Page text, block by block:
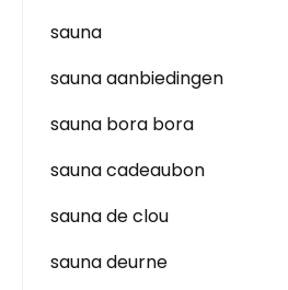
sauna
sauna aanbiedingen
sauna bora bora
sauna cadeaubon
sauna de clou
sauna deurne